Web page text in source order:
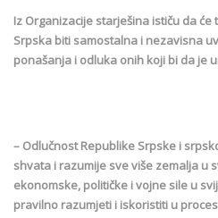
Iz Organizacije starješina ističu da će
Srpska biti samostalna i nezavisna
ponašanja i odluka onih koji bi da je
– Odlučnost Republike Srpske i
shvata i razumije sve više zemalja u
ekonomske, političke i vojne sile u
pravilno razumjeti i iskoristiti u